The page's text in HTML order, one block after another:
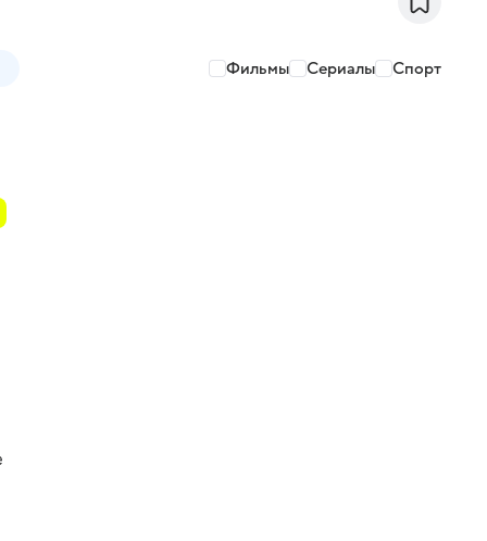
Фильмы Сериалы Спорт